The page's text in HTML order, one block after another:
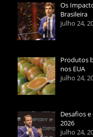
Os
Brasileira
julho 24,
Produtos
nos EUA
julho 24,
Desafios
2026
julho 24,